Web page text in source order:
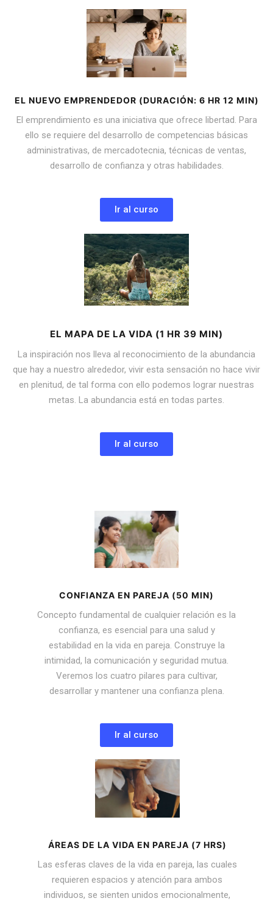
EL NUEVO EMPRENDEDOR (DURACIÓN: 6 HR 12 MIN​)
El emprendimiento es una iniciativa que ofrece libertad. Para
ello se requiere del desarrollo de competencias básicas
administrativas, de mercadotecnia, técnicas de ventas,
desarrollo de confianza y otras habilidades.
Ir al curso
EL MAPA DE LA VIDA (1 HR 39 MIN)
La inspiración nos lleva al reconocimiento de la abundancia
que hay a nuestro alrededor, vivir esta sensación no hace vivir
en plenitud, de tal forma con ello podemos lograr nuestras
metas. La abundancia está en todas partes.
Ir al curso
CONFIANZA EN PAREJA (50 MIN)
Concepto fundamental de cualquier relación es la
confianza, es esencial para una salud y
estabilidad en la vida en pareja. Construye la
intimidad, la comunicación y seguridad mutua.
Veremos los cuatro pilares para cultivar,
desarrollar y mantener una confianza plena.
Ir al curso
ÁREAS DE LA VIDA EN PAREJA (7 HRS)
Las esferas claves de la vida en pareja, las cuales
requieren espacios y atención para ambos
individuos, se sienten unidos emocionalmente,